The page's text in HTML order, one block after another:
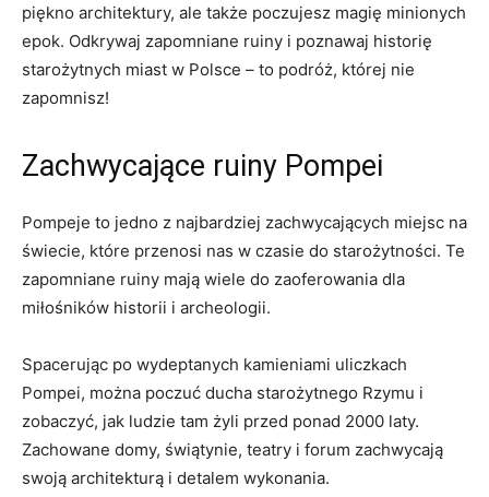
piękno architektury,​ ale ‍także poczujesz magię minionych
epok. Odkrywaj zapomniane ruiny‍ i poznawaj historię
starożytnych miast w Polsce – to podróż, której nie
zapomnisz!
Zachwycające ruiny⁣ Pompei
Pompeje to jedno z najbardziej zachwycających ⁢miejsc na
świecie, które przenosi nas‌ w czasie do starożytności. Te
zapomniane ruiny mają wiele do zaoferowania dla
miłośników historii i archeologii.
Spacerując‍ po wydeptanych kamieniami uliczkach
Pompei, można poczuć ducha starożytnego Rzymu⁤ i
⁢zobaczyć, jak‌ ludzie tam‌ żyli przed ponad 2000 laty.
Zachowane domy, świątynie, teatry i forum zachwycają
swoją‌ architekturą i detalem wykonania.